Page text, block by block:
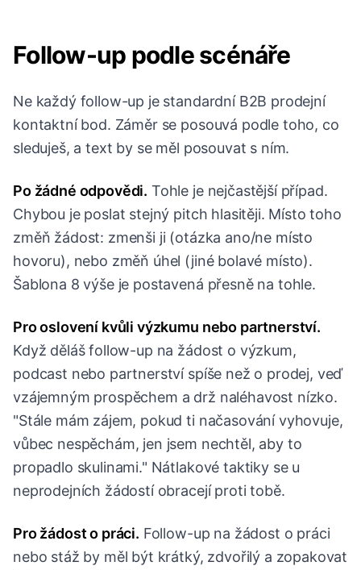
Follow-up podle scénáře
Ne každý follow-up je standardní B2B prodejní
kontaktní bod. Záměr se posouvá podle toho, co
sleduješ, a text by se měl posouvat s ním.
Po žádné odpovědi. Tohle je nejčastější případ.
Chybou je poslat stejný pitch hlasitěji. Místo toho
změň žádost: zmenši ji (otázka ano/ne místo
hovoru), nebo změň úhel (jiné bolavé místo).
Šablona 8 výše je postavená přesně na tohle.
Pro oslovení kvůli výzkumu nebo partnerství.
Když děláš follow-up na žádost o výzkum,
podcast nebo partnerství spíše než o prodej, veď
vzájemným prospěchem a drž naléhavost nízko.
"Stále mám zájem, pokud ti načasování vyhovuje,
vůbec nespěchám, jen jsem nechtěl, aby to
propadlo skulinami." Nátlakové taktiky se u
neprodejních žádostí obracejí proti tobě.
Pro žádost o práci. Follow-up na žádost o práci
nebo stáž by měl být krátký, zdvořilý a zopakovat